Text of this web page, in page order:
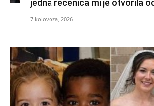
jedna rečenica mi je otvorila
7 kolovoza, 2026